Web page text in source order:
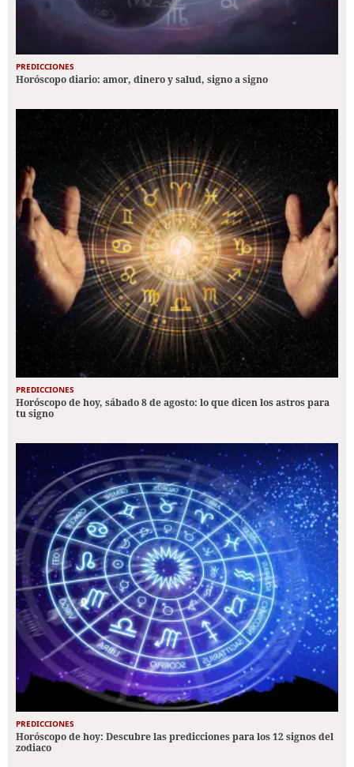
PREDICCIONES
Horóscopo diario: amor, dinero y salud, signo a signo
PREDICCIONES
Horóscopo de hoy, sábado 8 de agosto: lo que dicen los astros para
tu signo
PREDICCIONES
Horóscopo de hoy: Descubre las predicciones para los 12 signos del
zodiaco